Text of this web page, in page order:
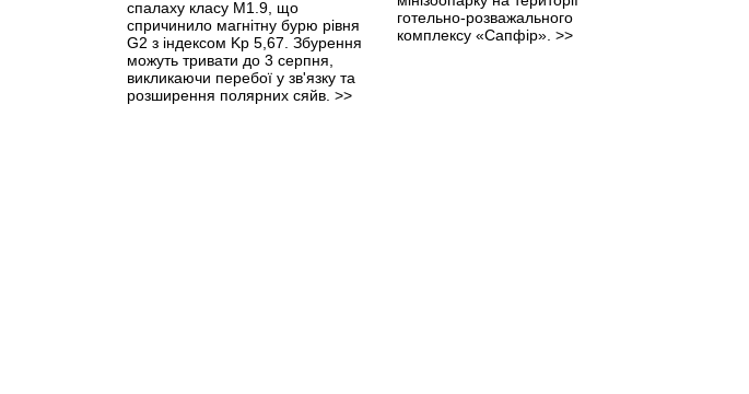
спалаху класу M1.9, що
спричинило магнітну бурю рівня
G2 з індексом Kp 5,67. Збурення
можуть тривати до 3 серпня,
викликаючи перебої у зв'язку та
розширення полярних сяйв. >>
готельно-розважального
комплексу «Сапфір». >>